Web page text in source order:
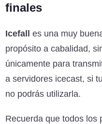
finales
Icefall es una muy
propósito a cabalidad,
únicamente para
a servidores icecast, si
no podrás utilizarla.
Recuerda que todos los